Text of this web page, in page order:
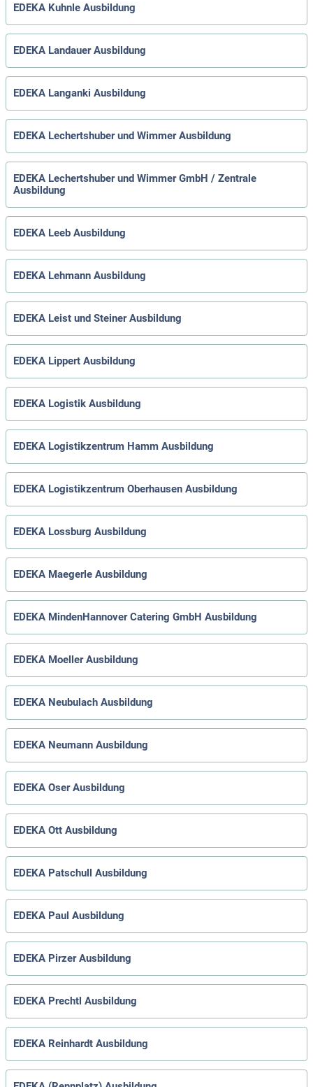
EDEKA Kuhnle Ausbildung
EDEKA Landauer Ausbildung
EDEKA Langanki Ausbildung
EDEKA Lechertshuber und Wimmer Ausbildung
EDEKA Lechertshuber und Wimmer GmbH / Zentrale
Ausbildung
EDEKA Leeb Ausbildung
EDEKA Lehmann Ausbildung
EDEKA Leist und Steiner Ausbildung
EDEKA Lippert Ausbildung
EDEKA Logistik Ausbildung
EDEKA Logistikzentrum Hamm Ausbildung
EDEKA Logistikzentrum Oberhausen Ausbildung
EDEKA Lossburg Ausbildung
EDEKA Maegerle Ausbildung
EDEKA MindenHannover Catering GmbH Ausbildung
EDEKA Moeller Ausbildung
EDEKA Neubulach Ausbildung
EDEKA Neumann Ausbildung
EDEKA Oser Ausbildung
EDEKA Ott Ausbildung
EDEKA Patschull Ausbildung
EDEKA Paul Ausbildung
EDEKA Pirzer Ausbildung
EDEKA Prechtl Ausbildung
EDEKA Reinhardt Ausbildung